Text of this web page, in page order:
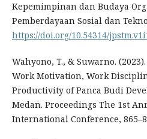
Kepemimpinan dan Budaya
Pemberdayaan Sosial dan
https://doi.org/10.54314/
Wahyono, T., & Suwarno.
Work Motivation, Work
Productivity of Panca Budi
Medan. Proceedings The 1st
International Conference,